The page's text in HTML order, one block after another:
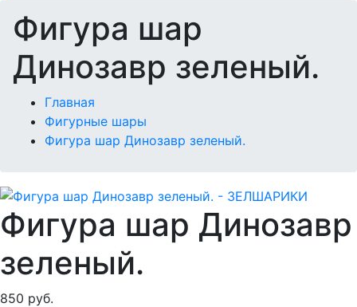
Фигура шар
Динозавр зеленый.
Главная
Фигурные шары
Фигура шар Динозавр зеленый.
Фигура шар Динозавр
зеленый.
850 руб.